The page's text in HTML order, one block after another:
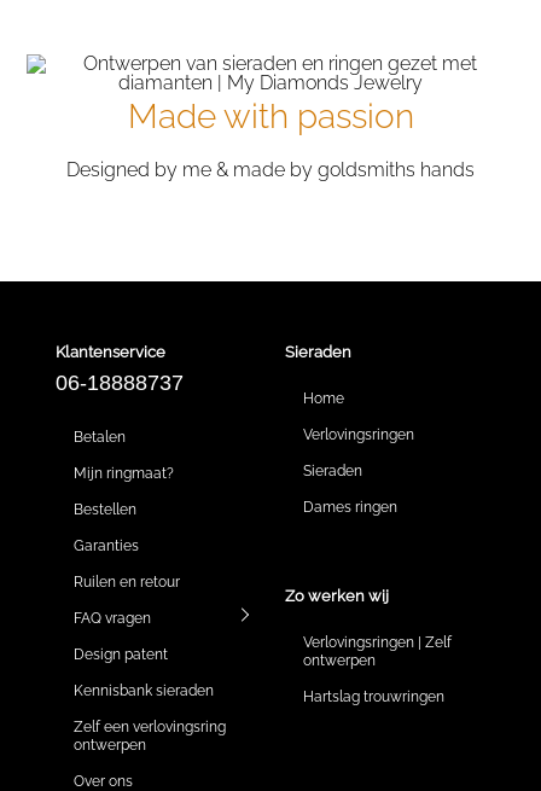
Made with passion
Designed by me & made by goldsmiths hands
Klantenservice
06-18888737
Betalen
Mijn ringmaat?
Bestellen
Garanties
Ruilen en retour
FAQ vragen
Design patent
Kennisbank sieraden
Zelf een verlovingsring
ontwerpen
Over ons
Sieraden
Home
Verlovingsringen
Sieraden
Dames ringen
Zo werken wij
Verlovingsringen | Zelf
ontwerpen
Hartslag trouwringen